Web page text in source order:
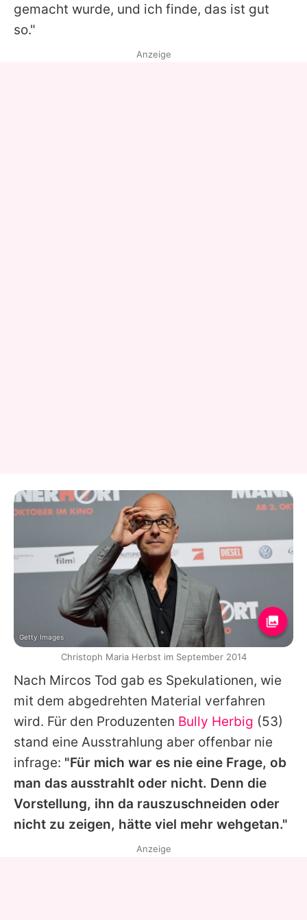
gemacht wurde, und ich finde, das ist gut
so."
Nach Mircos Tod gab es Spekulationen, wie
mit dem abgedrehten Material verfahren
wird. Für den Produzenten Bully Herbig (53)
stand eine Ausstrahlung aber offenbar nie
infrage: "Für mich war es nie eine Frage, ob
man das ausstrahlt oder nicht. Denn die
Vorstellung, ihn da rauszuschneiden oder
nicht zu zeigen, hätte viel mehr wehgetan."
Anzeige
Getty Images
Christoph Maria Herbst im September 2014
Anzeige